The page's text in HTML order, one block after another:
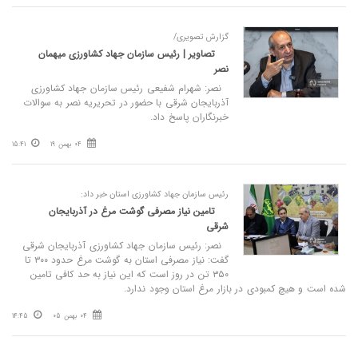
گزارش تصویری/
تصاویر | رئیس سازمان جهاد کشاورزی میهمان
نصر
نصر: شهرام شفیعی رئیس سازمان جهاد کشاورزی
آذربایجان شرقی با حضور در تحریریه نصر به سوالات
خبرنگاران پاسخ داد.
04 بهمن 19 15:41
رئیس سازمان جهاد کشاورزی استان خبر داد:
تامین نیاز مصرفی گوشت مرغ در آذربایجان
شرقی
نصر: رئیس سازمان جهاد کشاورزی آذربایجان شرقی
گفت: نیاز مصرفی استان به گوشت مرغ حدود ۳۰۰ تا
۳۵۰ تن در روز است که این نیاز به حد کافی تامین
شده است و هیچ کمبودی در بازار مرغ استان وجود ندارد.
04 بهمن 05 14:45